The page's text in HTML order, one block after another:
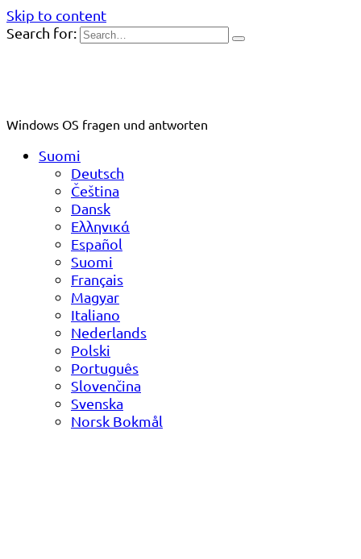
Skip to content
Search for:
Windows OS fragen und antworten
Suomi
Deutsch
Čeština
Dansk
Ελληνικά
Español
Suomi
Français
Magyar
Italiano
Nederlands
Polski
Português
Slovenčina
Svenska
Norsk Bokmål